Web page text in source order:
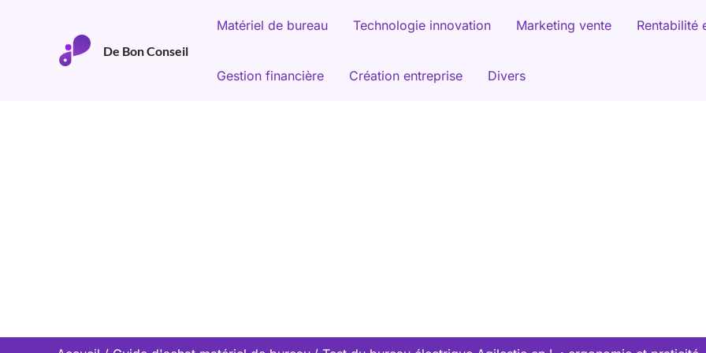
De Bon Conseil
Matériel de bureau Technologie innovation Marketing vente Rentabilité
Gestion financière Création entreprise Divers